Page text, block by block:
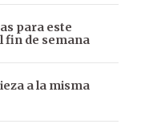
para este
fin de semana
a la misma